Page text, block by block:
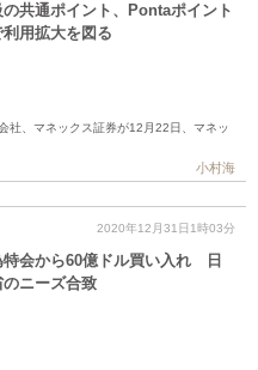
の共通ポイント、Pontaポイント
利用拡大を図る
社、マネックス証券が12月22日、マネッ
小村海
2020年12月31日1時03分
特会から60億ドル買い入れ 日
ニーズ合致